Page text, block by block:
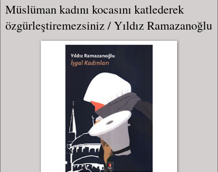
Müslüman kadını kocasını katlederek
özgürleştiremezsiniz / Yıldız Ramazanoğlu